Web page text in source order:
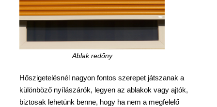
Ablak redőny
Hőszigetelésnél nagyon fontos szerepet játszanak a
különböző nyílászárók, legyen az ablakok vagy ajtók,
biztosak lehetünk benne, hogy ha nem a megfelelő